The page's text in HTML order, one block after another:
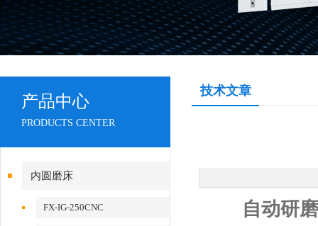
产品中心
PRODUCTS CENTER
内圆磨床
FX-IG-250CNC
技术文章
自动研